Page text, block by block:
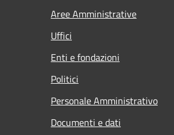
Aree Amministrative
Uffici
Enti e fondazioni
Politici
Personale Amministrativo
Documenti e dati